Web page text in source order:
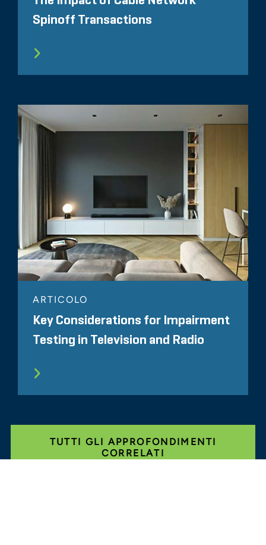
Spinoff Transactions
ARTICOLO
Key Considerations for Impairment
Testing in Television and Radio
TUTTI GLI APPROFONDIMENTI
CORRELATI